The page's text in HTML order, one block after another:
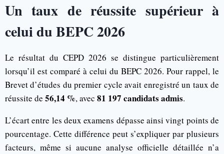
Un taux de réussite supérieur à
celui du BEPC 2026
Le résultat du CEPD 2026 se distingue particulièrement
lorsqu’il est comparé à celui du BEPC 2026. Pour rappel, le
Brevet d’études du premier cycle avait enregistré un taux de
réussite de 56,14 %, avec 81 197 candidats admis.
L’écart entre les deux examens dépasse ainsi vingt points de
pourcentage. Cette différence peut s’expliquer par plusieurs
facteurs, même si aucune analyse officielle détaillée n’a